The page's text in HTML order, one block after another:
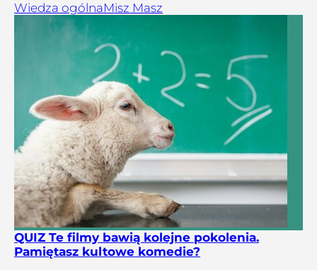
Wiedza ogólnaMisz Masz
QUIZ Te filmy bawią kolejne pokolenia.
Pamiętasz kultowe komedie?